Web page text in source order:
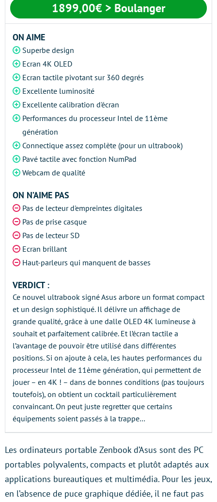
1899,00€ > Boulanger
ON AIME
Superbe design
Ecran 4K OLED
Ecran tactile pivotant sur 360 degrés
Excellente luminosité
Excellente calibration d'écran
Performances du processeur Intel de 11ème
génération
Connectique assez complète (pour un ultrabook)
Pavé tactile avec fonction NumPad
Webcam de qualité
ON N’AIME PAS
Pas de lecteur d'empreintes digitales
Pas de prise casque
Pas de lecteur SD
Ecran brillant
Haut-parleurs qui manquent de basses
VERDICT :
Ce nouvel ultrabook signé Asus arbore un format compact
et un design sophistiqué. Il délivre un affichage de
grande qualité, grâce à une dalle OLED 4K lumineuse à
souhait et parfaitement calibrée. Et l’écran tactile a
l’avantage de pouvoir être utilisé dans différentes
positions. Si on ajoute à cela, les hautes performances du
processeur Intel de 11ème génération, qui permettent de
jouer – en 4K ! – dans de bonnes conditions (pas toujours
toutefois), on obtient un cocktail particulièrement
convaincant. On peut juste regretter que certains
équipements soient passés à la trappe…
Les ordinateurs portable Zenbook d’Asus sont des PC
portables polyvalents, compacts et plutôt adaptés aux
applications bureautiques et multimédia. Pour les jeux,
en l’absence de puce graphique dédiée, il ne faut pas